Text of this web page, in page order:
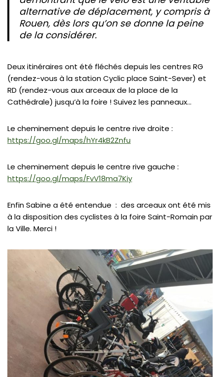
alternative de déplacement, y compris à
Rouen, dès lors qu’on se donne la peine
de la considérer.
Deux itinéraires ont été fléchés depuis les centres RG
(rendez-vous à la station Cyclic place Saint-Sever) et
RD (rendez-vous aux arceaux de la place de la
Cathédrale) jusqu’à la foire ! Suivez les panneaux…
Le cheminement depuis le centre rive droite :
https://goo.gl/maps/hYr4kB2Znfu
Le cheminement depuis le centre rive gauche :
https://goo.gl/maps/FvV18ma7Kiy
Enfin Sabine a été entendue : des arceaux ont été mis
à la disposition des cyclistes à la foire Saint-Romain par
la Ville. Merci !